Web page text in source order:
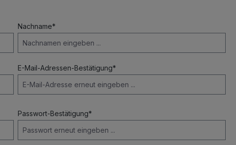
Nachname*
E-Mail-Adressen-Bestätigung*
Passwort-Bestätigung*